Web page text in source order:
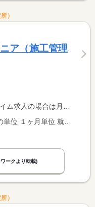
）
ア（施工管理
求人の場合は時間額を表示しています。
ークより転載)
）